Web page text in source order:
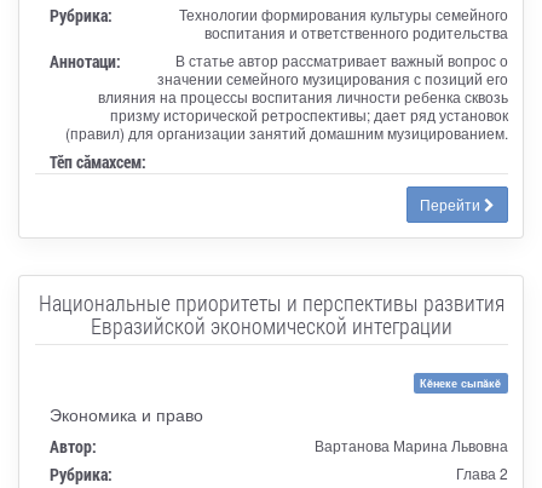
Рубрика:
Технологии формирования культуры семейного
воспитания и ответственного родительства
Аннотаци:
В статье автор рассматривает важный вопрос о
значении семейного музицирования с позиций его
влияния на процессы воспитания личности ребенка сквозь
призму исторической ретроспективы; дает ряд установок
(правил) для организации занятий домашним музицированием.
Тӗп сӑмахсем:
Перейти
Национальные приоритеты и перспективы развития
Евразийской экономической интеграции
Кĕнеке сыпăкĕ
Экономика и право
Автор: Вартанова Марина Львовна
Рубрика: Глава 2